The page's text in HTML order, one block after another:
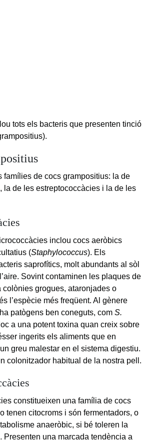
tots els bacteris que presenten tinció
famílies de cocs grampositius: la de
la de les estreptococcàcies i la de les
inclou cocs aeròbics
(Staphylococcus). Els
saprofítics, molt abundants al sòl
Sovint contaminen les plaques de
grogues, ataronjades o
l’espècie més freqüent. Al gènere
patògens ben coneguts, com S.
a una potent toxina quan creix sobre
ingerits els aliments que en
greu malestar en el sistema digestiu.
colonitzador habitual de la nostra pell.
constitueixen una família de cocs
tenen citocroms i són fermentadors, o
anaeròbic, si bé toleren la
Presenten una marcada tendència a